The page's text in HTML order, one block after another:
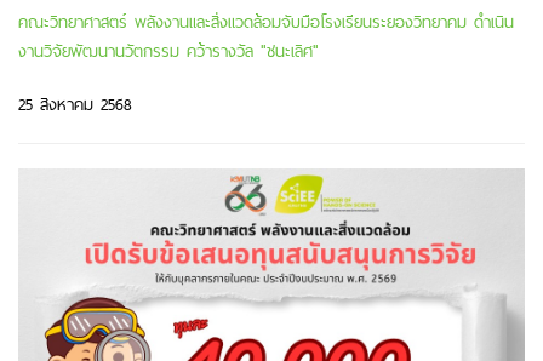
คณะวิทยาศาสตร์ พลังงานและสิ่งแวดล้อมจับมือโรงเรียนระยองวิทยาคม ดำเนิน
งานวิจัยพัฒนานวัตกรรม คว้ารางวัล "ชนะเลิศ"
25 สิงหาคม 2568